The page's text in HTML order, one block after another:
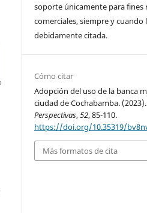
soporte únicamente para fines
comerciales, siempre y cuando
debidamente citada.
Cómo citar
Adopción del uso de la banca
ciudad de Cochabamba.
Perspectivas,52, 85-110.
https://doi.org/10.35319/
Más formatos de cita